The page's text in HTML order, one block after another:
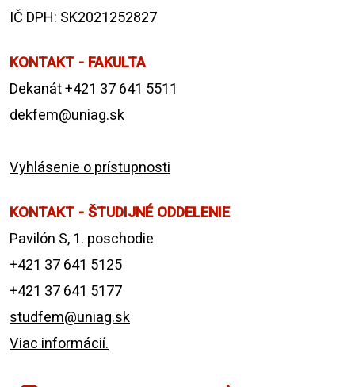
IČ DPH: SK2021252827
KONTAKT - FAKULTA
Dekanát +421 37 641 5511
dekfem@uniag.sk
Vyhlásenie o prístupnosti
KONTAKT - ŠTUDIJNÉ ODDELENIE
Pavilón S, 1. poschodie
+421 37 641 5125
+421 37 641 5177
studfem@uniag.sk
Viac informácií.